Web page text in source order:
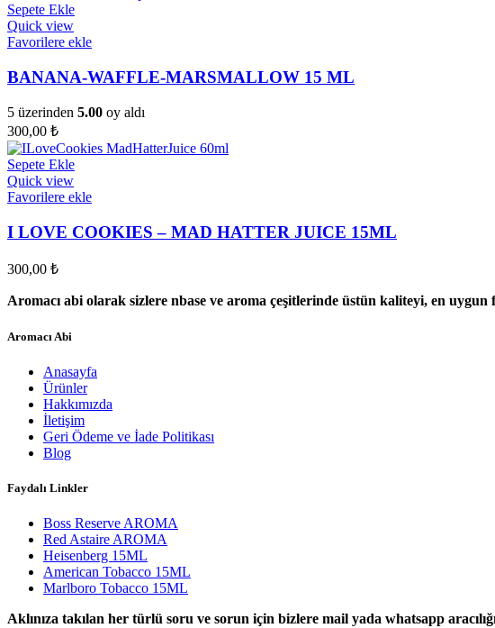
Sepete Ekle
Quick view
Favorilere ekle
BANANA-WAFFLE-MARSMALLOW 15 ML
5 üzerinden 5.00 oy aldı
300,00 ₺
Sepete Ekle
Quick view
Favorilere ekle
I LOVE COOKIES – MAD HATTER JUICE 15ML
300,00 ₺
Aromacı abi olarak sizlere nbase ve aroma çeşitlerinde üstün kaliteyi, en uygun
Aromacı Abi
Anasayfa
Ürünler
Hakkımızda
İletişim
Geri Ödeme ve İade Politikası
Blog
Faydalı Linkler
Boss Reserve AROMA
Red Astaire AROMA
Heisenberg 15ML
American Tobacco 15ML
Marlboro Tobacco 15ML
Aklınıza takılan her türlü soru ve sorun için bizlere mail yada whatsapp